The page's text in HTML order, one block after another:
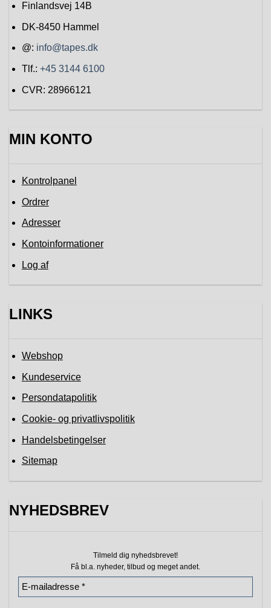
Finlandsvej 14B
DK-8450 Hammel
@: info@tapes.dk
Tlf.: +45 3144 6100
CVR: 28966121
MIN KONTO
Kontrolpanel
Ordrer
Adresser
Kontoinformationer
Log af
LINKS
Webshop
Kundeservice
Persondatapolitik
Cookie- og privatlivspolitik
Handelsbetingelser
Sitemap
NYHEDSBREV
Tilmeld dig nyhedsbrevet!
Få bl.a. nyheder, tilbud og meget andet.